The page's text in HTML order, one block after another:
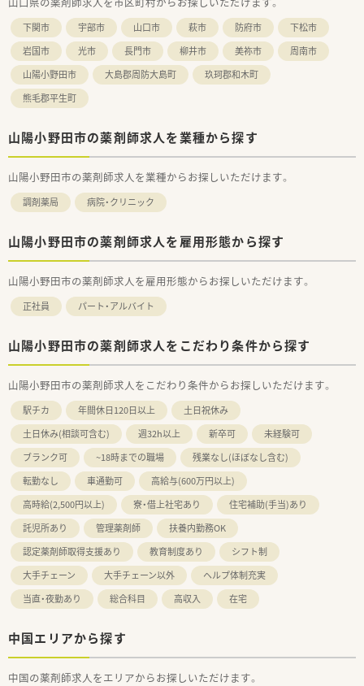
スルー可能店舗）している会社です。
■会社として機械にできることは機械に任せており、調剤業務の
機械化を進めています。薬剤師が調剤業務にかかる時間を減ら
すことで、機械にはできない、患者様とのコミュニケ―ションや
在宅業務など地域の医療を支える一員として活躍できるにして
おります。※水剤分注機、錠剤散剤自動分包機、全自動錠剤分包
機、全自動散剤分包機、軟膏自動調剤機
■産前産後休業・育児休業は女性6名（取得率100％）、男性4名育
■「子育てサポート企業」の証として「くるみんマーク」認定を取
得日数1人あたり11日、月1回ノー残業デーを設けております。
■福利厚生の一環としてOTC社員割引制度を設けております。
■日本外来小児科学会や日本薬剤師会学術大会など参加実績も
ーカー等）・医療安全対策研修（会社全体または店舗で実施）健康
フェア（春と秋に開催）なども行っております。
回、全店舗が集まって社内イベントを開催しています。
＜こんな方にもおすすめ＞
■プライベートとメリハリをつけて勤務したい方
下関市 宇部市 山口市 萩市 防府市
下松市
岩国市
光市 長門市 柳井市 美祢市
周南市
山陽小野田市
大島郡周防大島町
玖珂郡和木町
熊毛郡平生町
山陽小野田市の薬剤師求人を業種から探す
山陽小野田市の薬剤師求人を業種からお探しいただけます。
調剤薬局 病院・クリニック
山陽小野田市の薬剤師求人を雇用形態から探す
山陽小野田市の薬剤師求人を雇用形態からお探しいただけます。
正社員 パート・アルバイト
山陽小野田市の薬剤師求人をこだわり条件から探す
山陽小野田市の薬剤師求人をこだわり条件からお探しいただけます。
駅チカ 年間休日120日以上
土日祝休み
土日休み(相談可含む)
週32h以上 新卒可
未経験可
ブランク可
~18時までの職場
残業なし(ほぼなし含む)
転勤なし
車通勤可
高給与(600万円以上)
高時給(2,500円以上)
寮・借上社宅あり
住宅補助(手当)あり
託児所あり
管理薬剤師
扶養内勤務OK
認定薬剤師取得支援あり
教育制度あり
シフト制
大手チェーン
大手チェーン以外
ヘルプ体制充実
当直・夜勤あり
総合科目 高収入 在宅
中国エリアから探す
中国の薬剤師求人をエリアからお探しいただけます。